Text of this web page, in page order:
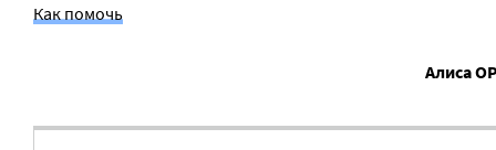
Как помочь
Алиса